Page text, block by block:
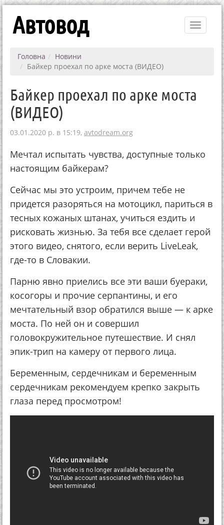
Toggle
Автовод
Головна
Новини
Байкер проехал по арке моста (ВИДЕО)
Байкер проехал по арке моста
(ВИДЕО)
03.01.2020 р. в 15:19, avtodream.org
Мечтал испытать чувства, доступные только
настоящим байкерам?
Сейчас мы это устроим, причем тебе не
придется разоряться на мотоцикл, париться в
тесных кожаных штанах, учиться ездить и
рисковать жизнью. За тебя все сделает герой
этого видео, снятого, если верить LiveLeak,
где-то в Словакии.
Парню явно приелись все эти ваши буераки,
косогоры и прочие серпантины, и его
мечтательный взор обратился выше — к арке
моста. По ней он и совершил
головокружительное путешествие. И снял
эпик-трип на камеру от первого лица.
Беременным, сердечникам и беременным
сердечникам рекомендуем крепко закрыть
глаза перед просмотром!